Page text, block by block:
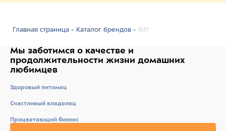
Главная страница - Каталог брендов - Biff
Мы заботимся о качестве и
продолжительности жизни домашних
любимцев
Здоровый питомец
Счастливый владелец
Процветающий бизнес